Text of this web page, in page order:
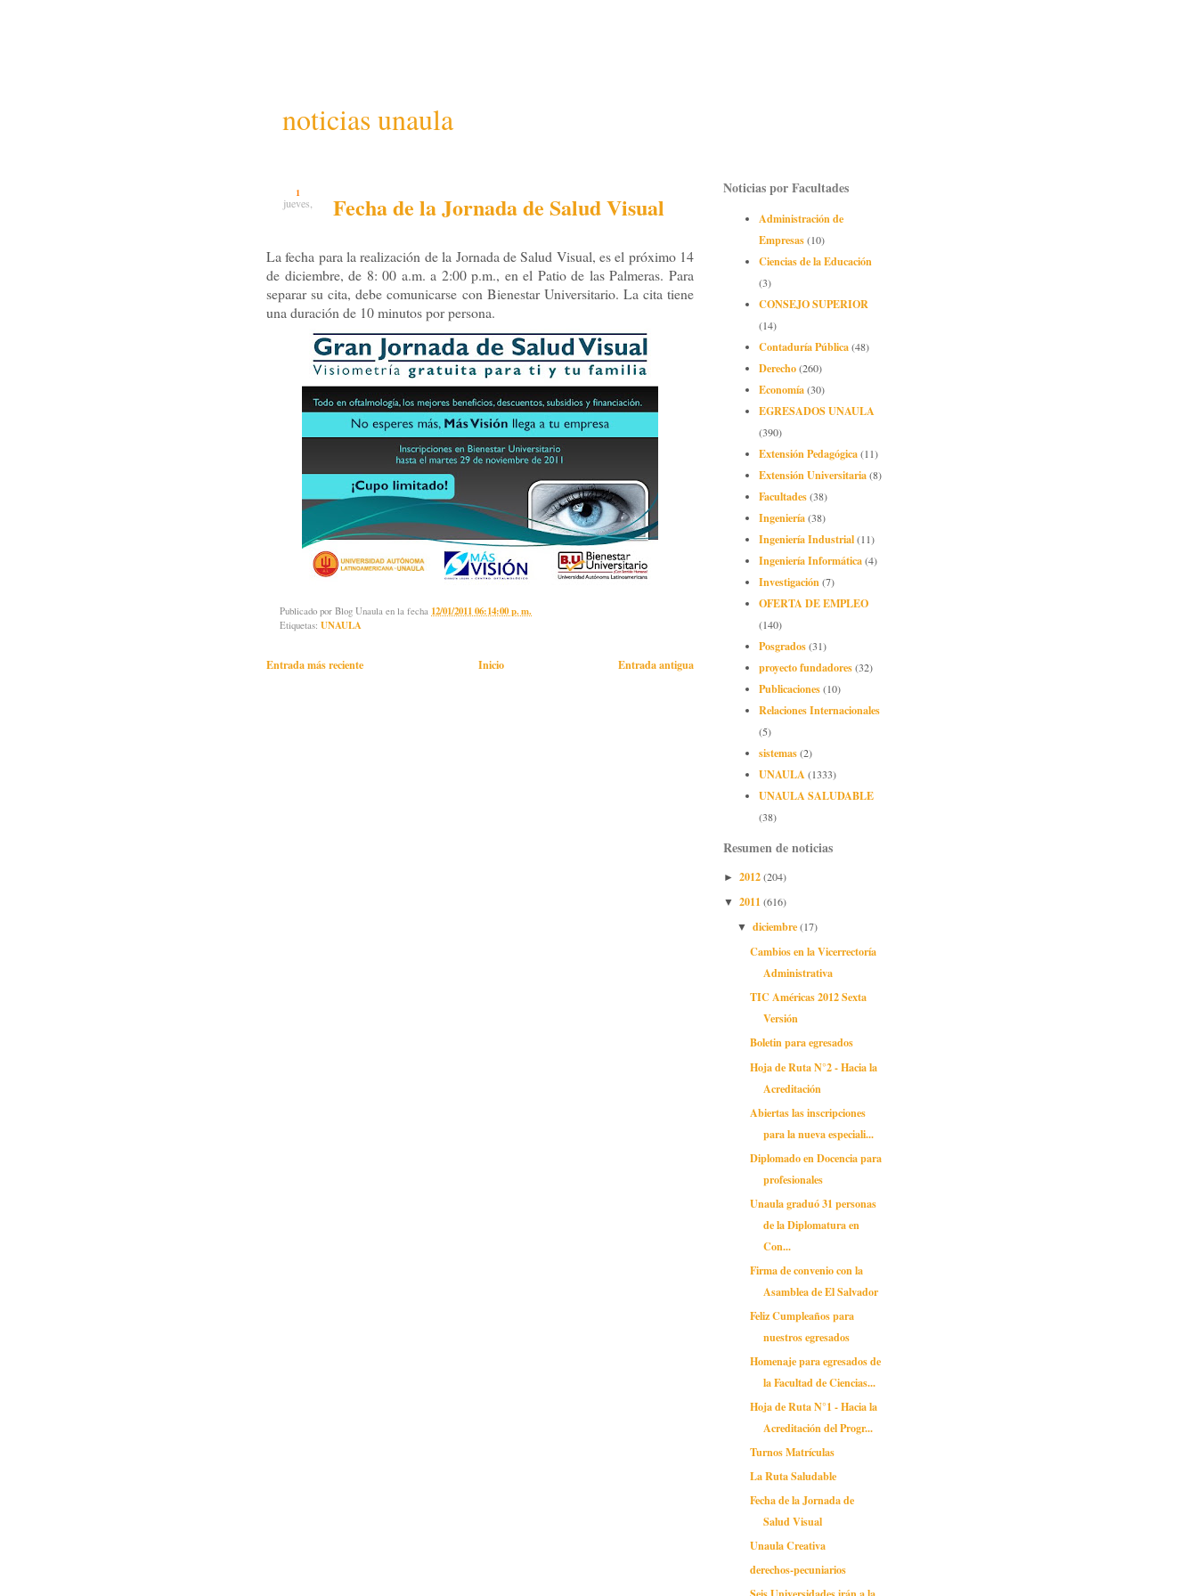
noticias unaula
1
jueves, Fecha de la Jornada de Salud Visual
La fecha para la realización de la Jornada de Salud Visual, es el próximo 14
de diciembre, de 8: 00 a.m. a 2:00 p.m., en el Patio de las Palmeras. Para
separar su cita, debe comunicarse con Bienestar Universitario. La cita tiene
una duración de 10 minutos por persona.
Publicado por Blog Unaula en la fecha 12/01/2011 06:14:00 p. m.
Etiquetas: UNAULA
Entrada más reciente Entrada antigua
Inicio
Noticias por Facultades
Administración de
Empresas(10)
Ciencias de la Educación
(3)
CONSEJO SUPERIOR
(14)
Contaduría Pública(48)
Derecho(260)
Economía(30)
EGRESADOS UNAULA
(390)
Extensión Pedagógica(11)
Extensión Universitaria(8)
Facultades(38)
Ingeniería(38)
Ingeniería Industrial(11)
Ingeniería Informática(4)
Investigación(7)
OFERTA DE EMPLEO
(140)
Posgrados(31)
proyecto fundadores(32)
Publicaciones(10)
Relaciones Internacionales
(5)
sistemas(2)
UNAULA(1333)
UNAULA SALUDABLE
(38)
Resumen de noticias
► 2012(204)
▼ 2011(616)
▼ diciembre(17)
Cambios en la Vicerrectoría
Administrativa
TIC Américas 2012 Sexta
Versión
Boletin para egresados
Hoja de Ruta N°2 - Hacia la
Acreditación
Abiertas las inscripciones
para la nueva especiali...
Diplomado en Docencia para
profesionales
Unaula graduó 31 personas
de la Diplomatura en
Con...
Firma de convenio con la
Asamblea de El Salvador
Feliz Cumpleaños para
nuestros egresados
Homenaje para egresados de
la Facultad de Ciencias...
Hoja de Ruta N°1 - Hacia la
Acreditación del Progr...
Turnos Matrículas
La Ruta Saludable
Fecha de la Jornada de
Salud Visual
Unaula Creativa
derechos-pecuniarios